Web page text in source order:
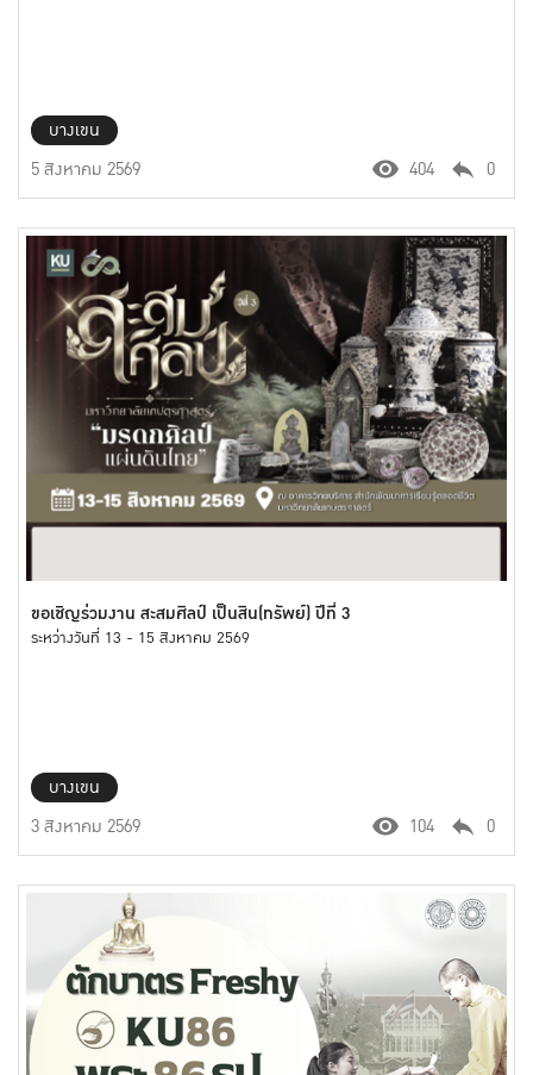
บางเขน
5 สิงหาคม 2569
404 0
ขอเชิญร่วมงาน สะสมศิลป์ เป็นสิน(ทรัพย์) ปีที่ 3
ระหว่างวันที่ 13 - 15 สิงหาคม 2569
บางเขน
3 สิงหาคม 2569
104 0